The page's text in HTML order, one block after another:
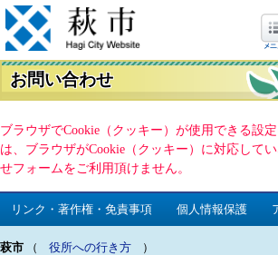
お問い合わせ
ブラウザでCookie（クッキー）が使用できる設
は、ブラウザがCookie（クッキー）に対応して
せフォームをご利用頂けません。
リンク・著作権・免責事項 個人情報保護
萩市 （ 役所への行き方 ）